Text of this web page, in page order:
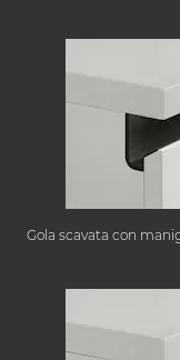
Gola scavata con